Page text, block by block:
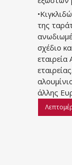
της
σχέδιο
εταιρεία
άλλης